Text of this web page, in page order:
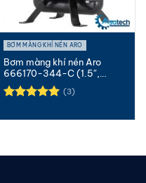
BƠM MÀNG KHÍ NÉN ARO
Bơm màng khí nén Aro
666170-344-C (1.5″,
Nhôm, Teflon)
hạng5.00
(3)